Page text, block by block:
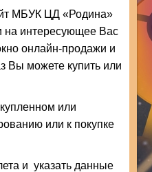
МБУК ЦД «Родина»
на интересующее Вас
онлайн-продажи и
Вы можете купить или
или
или к покупке
и указать данные